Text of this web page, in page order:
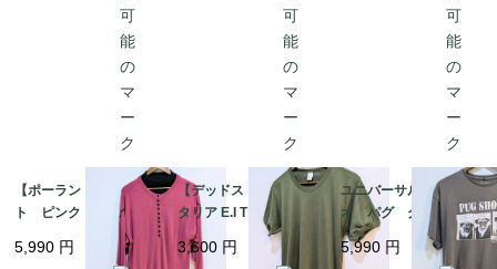
【ポーランド製】ニッ
ト ピンク アクリ
ル ３８ サイズ ブ
ラック ボタン Mサ
5,990 円
【デッドストック】イ
タリア E.I Tシャツ オリ
ーブ mens S-Mサイ
ズ程度 カーキ 薄手
3,600 円
ユニバーサルスタジ
オ パグ グレー
犬 Tシャツ Lサイ
ズ pakistan コット
5,990 円